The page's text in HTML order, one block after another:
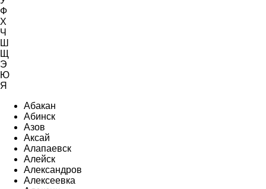
Ф
Х
Ч
Ш
Щ
Э
Ю
Я
Абакан
Абинск
Азов
Аксай
Алапаевск
Алейск
Александров
Алексеевка